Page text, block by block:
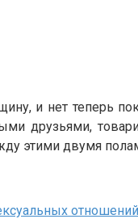
и нет теперь
друзьями,
этими двумя
отношений